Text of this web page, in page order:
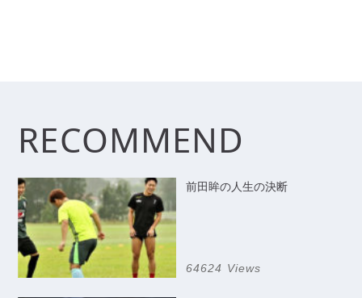
RECOMMEND
前田眸の人生の決断
64624 Views